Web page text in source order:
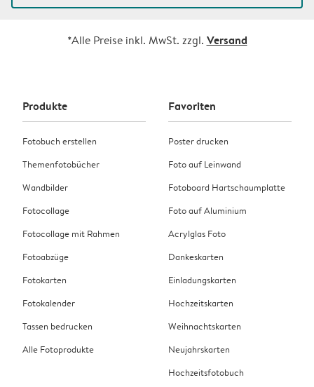
*Alle Preise inkl. MwSt. zzgl. Versand
Produkte
Fotobuch erstellen
Themenfotobücher
Wandbilder
Fotocollage
Fotocollage mit Rahmen
Fotoabzüge
Fotokarten
Fotokalender
Tassen bedrucken
Alle Fotoprodukte
Favoriten
Poster drucken
Foto auf Leinwand
Fotoboard Hartschaumplatte
Foto auf Aluminium
Acrylglas Foto
Dankeskarten
Einladungskarten
Hochzeitskarten
Weihnachtskarten
Neujahrskarten
Hochzeitsfotobuch